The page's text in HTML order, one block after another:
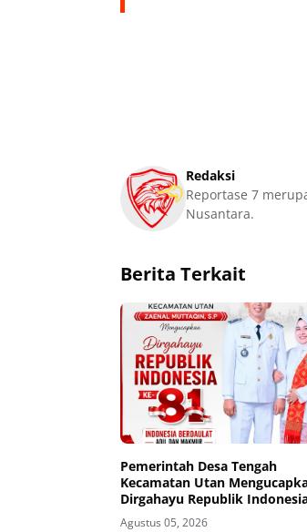
Redaksi
Reportase 7
Nusantara.
Berita Terkait
Pemerintah Desa Tengah
Kecamatan Utan
Dirgahayu Republik
81
Agustus 05, 2026